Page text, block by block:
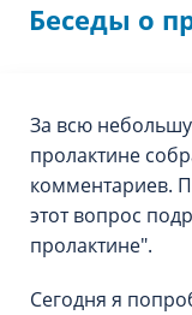
Беседы о
За всю
пролактине
комментариев.
этот вопрос
пролактине".
Сегодня я